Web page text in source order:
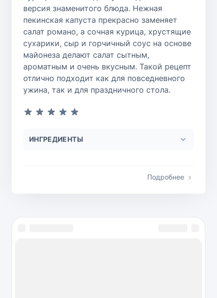
версия знаменитого блюда. Нежная
пекинская капуста прекрасно заменяет
салат романо, а сочная курица, хрустящие
сухарики, сыр и горчичный соус на основе
майонеза делают салат сытным,
ароматным и очень вкусным. Такой рецепт
отлично подходит как для повседневного
ужина, так и для праздничного стола.
ИНГРЕДИЕНТЫ
Подробнее